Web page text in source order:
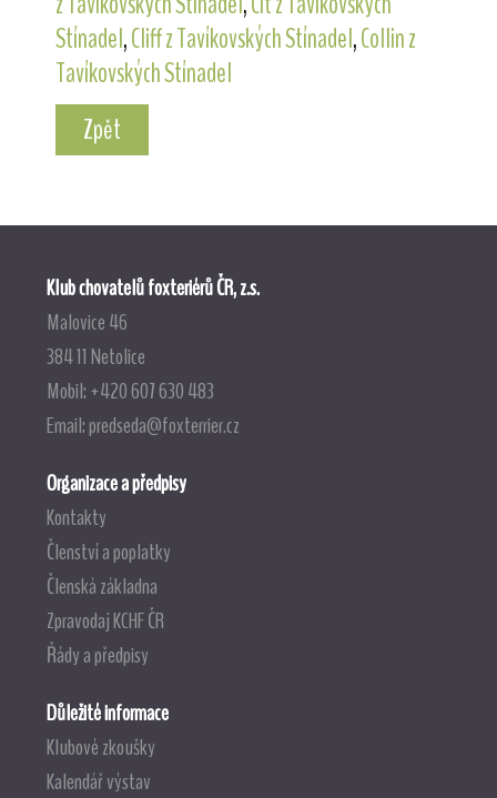
Stínadel,Cliff z Tavíkovských Stínadel,Collin z
Tavíkovských Stínadel
Zpět
Klub chovatelů foxteriérů ČR, z.s.
Malovice 46
384 11 Netolice
Mobil: +420 607 630 483
Email:predseda@foxterrier.cz
Organizace a předpisy
Kontakty
Členství a poplatky
Členská základna
Zpravodaj KCHF ČR
Řády a předpisy
Důležité informace
Klubové zkoušky
Kalendář výstav